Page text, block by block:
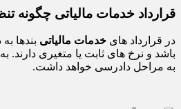
قرارداد خدمات مالیاتی چگونه
در قرارداد های خدمات مالیاتی بندها
باشد و نرخ های ثابت یا متغیری
به مراحل دادرسی خواهد داشت.